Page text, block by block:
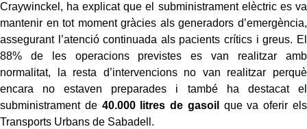
Craywinckel, ha explicat que el subministrament elèctric es va
mantenir en tot moment gràcies als generadors d’emergència,
assegurant l’atenció continuada als pacients crítics i greus. El
88% de les operacions previstes es van realitzar amb
normalitat, la resta d’intervencions no van realitzar perquè
encara no estaven preparades i també ha destacat el
subministrament de 40.000 litres de gasoil
que va oferir els
Transports Urbans de Sabadell.